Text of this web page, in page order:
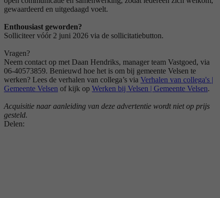
gewaardeerd en uitgedaagd voelt.
Enthousiast geworden?
Solliciteer vóór 2 juni 2026 via de sollicitatiebutton.
Vragen?
Neem contact op met Daan Hendriks, manager team Vastgoed, via
06-40573859. Benieuwd hoe het is om bij gemeente Velsen te
werken? Lees de verhalen van collega’s via Verhalen van collega's |
Gemeente Velsen of kijk op Werken bij Velsen | Gemeente Velsen.
Acquisitie naar aanleiding van deze advertentie wordt niet op prijs
gesteld.
Delen: